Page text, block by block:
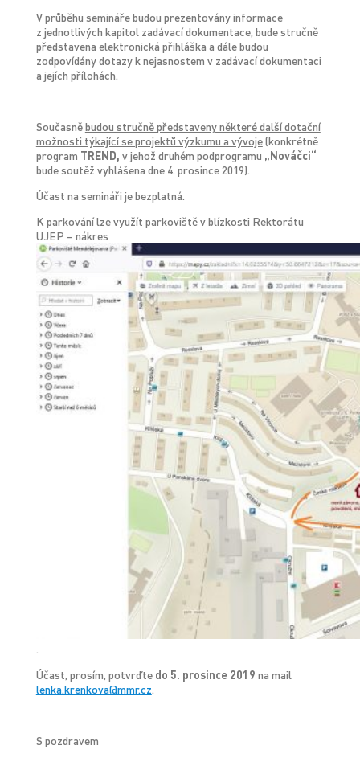
V průběhu semináře budou prezentovány informace
z jednotlivých kapitol zadávací dokumentace, bude stručně
představena elektronická přihláška a dále budou
zodpovídány dotazy k nejasnostem v zadávací dokumentaci
a jejích přílohách.
Současněbudou stručně představeny některé další dotační
možnosti týkající se projektů výzkumu a vývoje(konkrétně
program TREND, v jehož druhém podprogramu „Nováčci“
bude soutěž vyhlášena dne 4. prosince 2019).
Účast na semináři je bezplatná.
K parkování lze využít parkoviště v blízkosti Rektorátu
UJEP – nákres
.
Účast, prosím, potvrďte do 5. prosince 2019 na mail
lenka.krenkova@mmr.cz.
S pozdravem